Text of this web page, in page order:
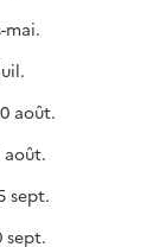
mai.
août.
août.
sept.
sept.